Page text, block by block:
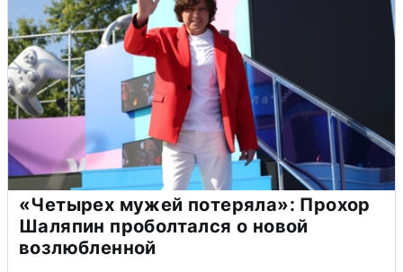
«Четырех мужей потеряла»: Прохор
Шаляпин проболтался о новой
возлюбленной